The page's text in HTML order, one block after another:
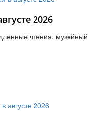
2026
чтения, музейный